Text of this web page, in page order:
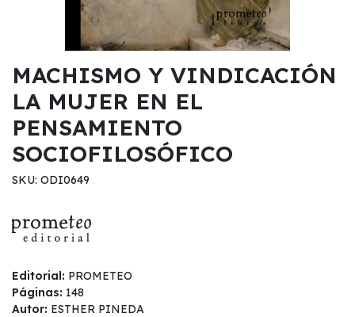
MACHISMO Y VINDICACIÓN
LA MUJER EN EL
PENSAMIENTO
SOCIOFILOSÓFICO
SKU: ODI0649
Editorial: PROMETEO
Páginas: 148
Autor: ESTHER PINEDA